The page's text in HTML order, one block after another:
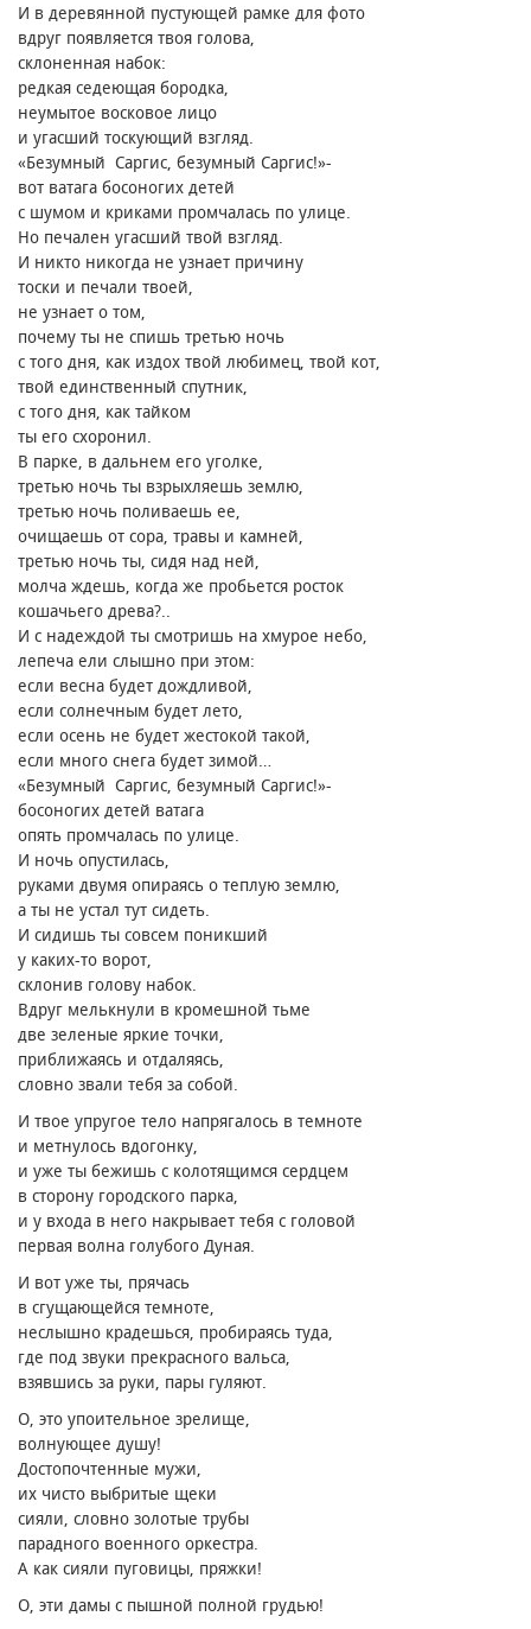
И в деревянной пустующей рамке для фото
вдруг появляется твоя голова,
склоненная набок։
редкая седеющая бородка,
неумытое восковое лицо
и угасший тоскующий взгляд.
«Безумный Саргис, безумный Саргис!»-
вот ватага босоногих детей
с шумом и криками промчалась по улице.
Но печален угасший твой взгляд.
И никто никогда не узнает причину
тоски и печали твоей,
не узнает о том,
почему ты не спишь третью ночь
с того дня, как издох твой любимец, твой кот,
твой единственный спутник,
с того дня, как тайком
ты его схоронил.
В парке, в дальнем его уголке,
третью ночь ты взрыхляешь землю,
третью ночь поливаешь ее,
очищаешь от сора, травы и камней,
третью ночь ты, сидя над ней,
молча ждешь, когда же пробьется росток
кошачьего древа?..
И с надеждой ты смотришь на хмурое небо,
лепеча ели слышно при этом։
если весна будет дождливой,
если солнечным будет лето,
если осень не будет жестокой такой,
если много снега будет зимой…
«Безумный Саргис, безумный Саргис!»-
босоногих детей ватага
опять промчалась по улице.
И ночь опустилась,
руками двумя опираясь о теплую землю,
а ты не устал тут сидеть.
И сидишь ты совсем поникший
у каких-то ворот,
склонив голову набок.
Вдруг мелькнули в кромешной тьме
две зеленые яркие точки,
приближаясь и отдаляясь,
словно звали тебя за собой.
И твое упругое тело напрягалось в темноте
и метнулось вдогонку,
и уже ты бежишь с колотящимся сердцем
в сторону городского парка,
и у входа в него накрывает тебя с головой
первая волна голубого Дуная.
И вот уже ты, прячась
в сгущающейся темноте,
неслышно крадешься, пробираясь туда,
где под звуки прекрасного вальса,
взявшись за руки, пары гуляют.
О, это упоительное зрелище,
волнующее душу!
Достопочтенные мужи,
их чисто выбритые щеки
сияли, словно золотые трубы
парадного военного оркестра.
А как сияли пуговицы, пряжки!
О, эти дамы с пышной полной грудью!